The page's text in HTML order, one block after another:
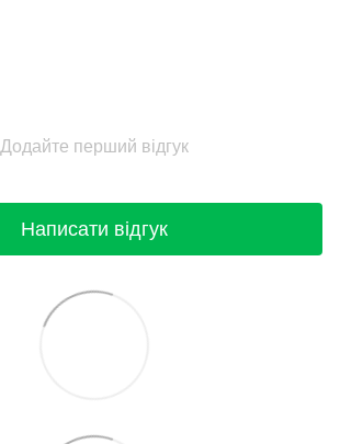
Додайте перший відгук
Написати відгук